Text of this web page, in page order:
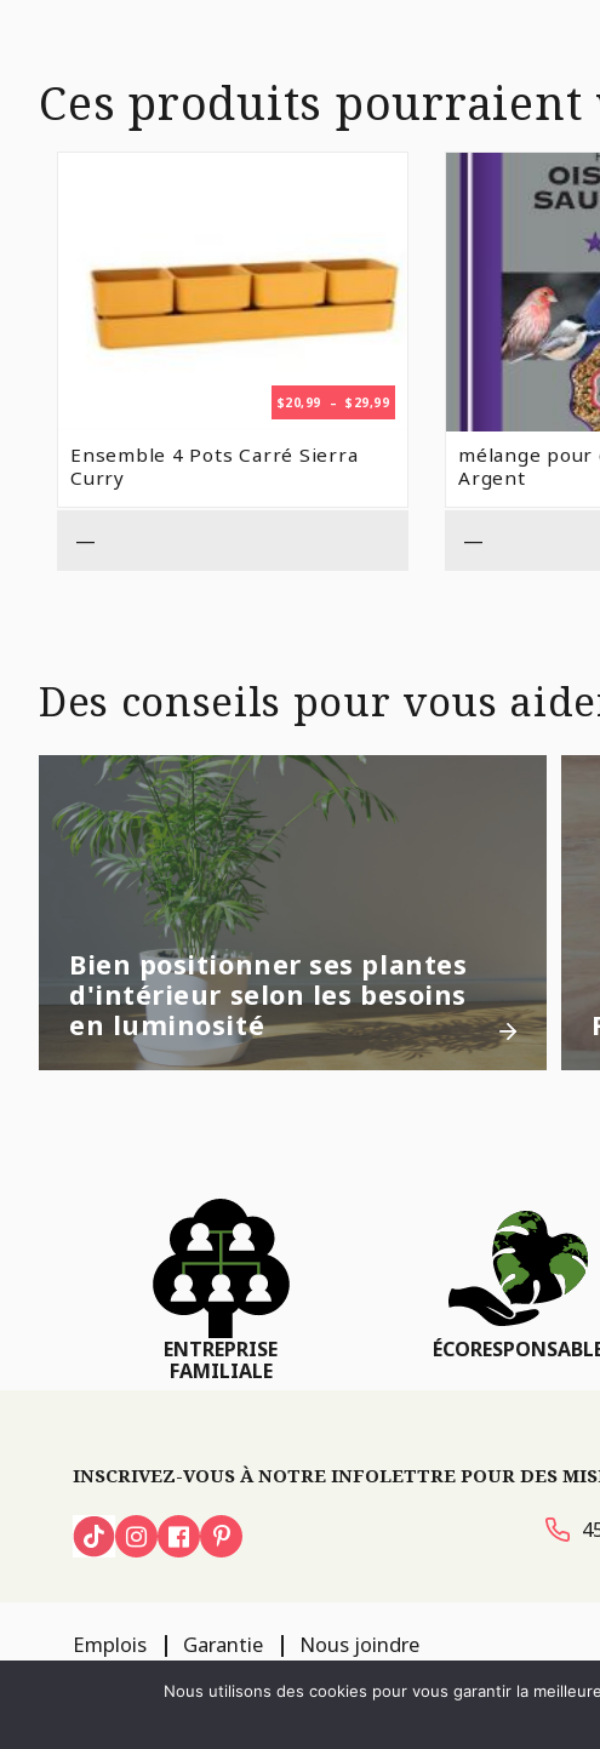
Ces produits
$20,99 – $ 29,99PLAGE
DE
Ensemble 4 Pots Carré Sierra
Curry
—
mélange pour
Argent
—
Des conseils pour vous
Bien positionner ses plantes
d'intérieur selon les besoins
en luminosité
ENTREPRISE
FAMILIALE
INSCRIVEZ-VOUS À NOTRE INFOLETTRE POUR DES
Emplois Garantie Nous joindre
TOUS DROITS RÉSERVÉS 2026 PÉPINIÈRE LOCAS CONCEPTION DE SITES
Nous utilisons des cookies pour vous garantir la